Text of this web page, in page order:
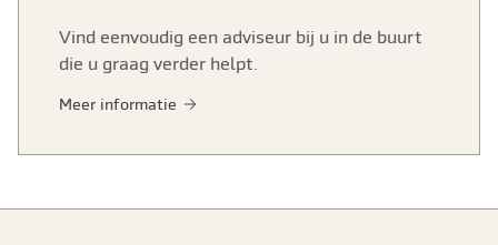
Vind eenvoudig een adviseur bij u in de buurt
die u graag verder helpt.
Meer informatie